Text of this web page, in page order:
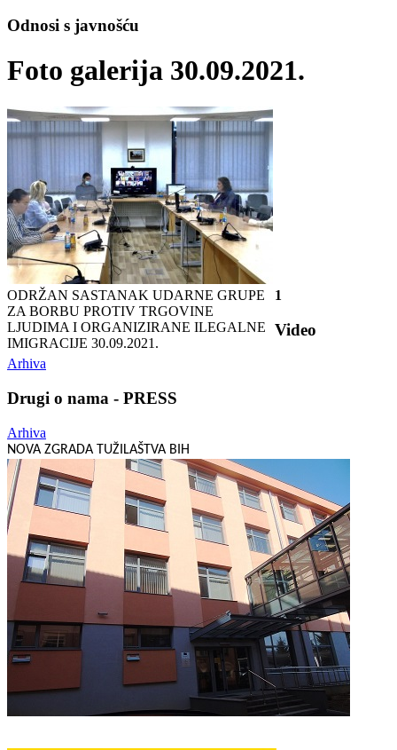
Odnosi s javnošću
Foto galerija 30.09.2021.
ODRŽAN SASTANAK UDARNE GRUPE
ZA BORBU PROTIV TRGOVINE
LJUDIMA I ORGANIZIRANE ILEGALNE
IMIGRACIJE 30.09.2021.
1
Video
Arhiva
Drugi o nama - PRESS
Arhiva
NOVA ZGRADA TUŽILAŠTVA BIH